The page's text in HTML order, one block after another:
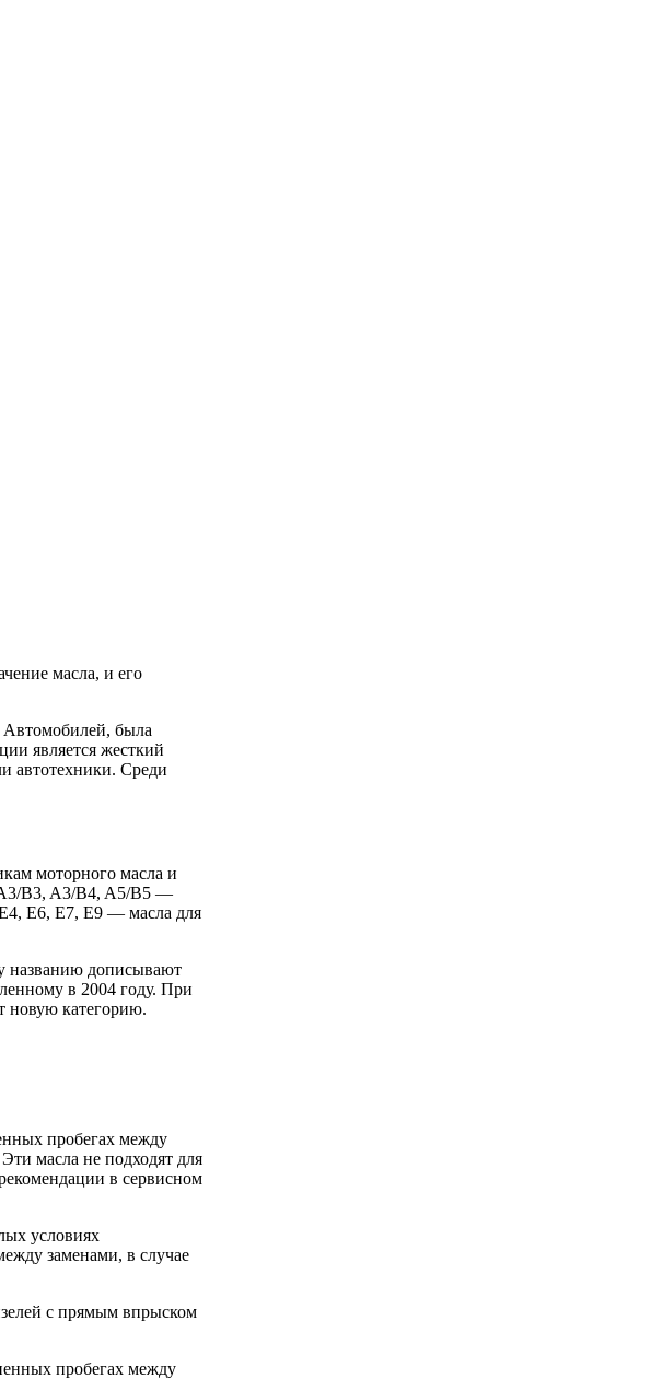
масла, и его
Автомобилей, была
является жесткий
автотехники. Среди
моторного масла и
A3/B3, A3/B4, A5/B5 —
E6, E7, E9 — масла для
названию дописывают
в 2004 году. При
новую категорию.
пробегах между
масла не подходят для
в сервисном
условиях
заменами, в случае
с прямым впрыском
пробегах между